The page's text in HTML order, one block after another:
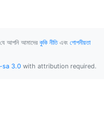
আপনি আমাদের কুকি নীতিএবং গোপনীয়তা
sa 3.0 with attribution required.